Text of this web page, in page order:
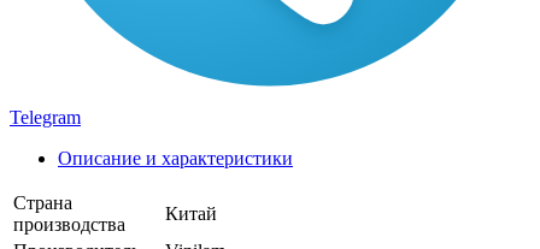
Telegram
Описание и характеристики
Страна
производства
Китай